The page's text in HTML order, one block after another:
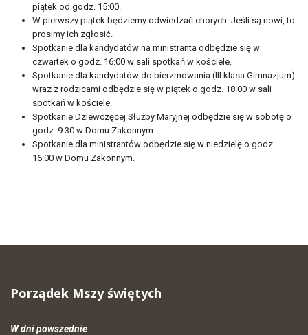
piątek od godz. 15:00.
W pierwszy piątek będziemy odwiedzać chorych. Jeśli są nowi, to
prosimy ich zgłosić.
Spotkanie dla kandydatów na ministranta odbędzie się w
czwartek o godz. 16:00 w sali spotkań w kościele.
Spotkanie dla kandydatów do bierzmowania (III klasa Gimnazjum)
wraz z rodzicami odbędzie się w piątek o godz. 18:00 w sali
spotkań w kościele.
Spotkanie Dziewczęcej Służby Maryjnej odbędzie się w sobotę o
godz. 9:30 w Domu Zakonnym.
Spotkanie dla ministrantów odbędzie się w niedzielę o godz.
16:00 w Domu Zakonnym.
Porządek Mszy świętych
W dni powszednie